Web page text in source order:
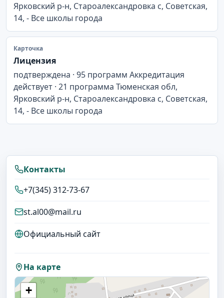
Ярковский р-н, Староалександровка с, Советская,
14, - Все школы города
Карточка
Лицензия
подтверждена · 95 программ Аккредитация
действует · 21 программа Тюменская обл,
Ярковский р-н, Староалександровка с, Советская,
14, - Все школы города
Контакты
+7(345) 312-73-67
st.al00@mail.ru
Официальный сайт
На карте
+